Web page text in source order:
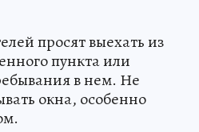
просят выехать из
пункта или
в нем. Не
окна, особенно